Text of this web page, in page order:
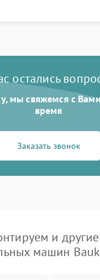
остались
мы свяжемся с
время
Заказать звонок
и
машин